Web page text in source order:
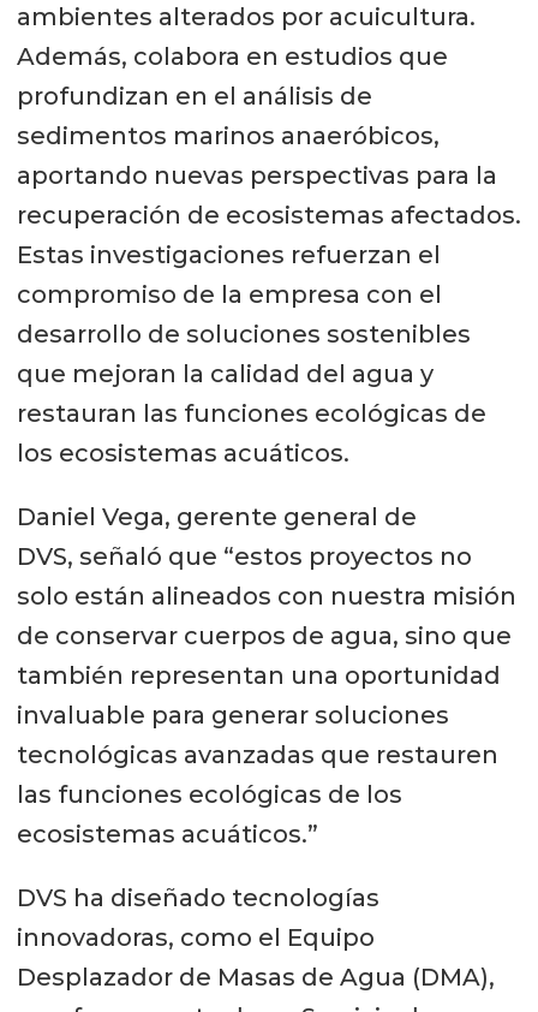
ambientes alterados por acuicultura.
Además, colabora en estudios que
profundizan en el análisis de
sedimentos marinos anaeróbicos,
aportando nuevas perspectivas para la
recuperación de ecosistemas afectados.
Estas investigaciones refuerzan el
compromiso de la empresa con el
desarrollo de soluciones sostenibles
que mejoran la calidad del agua y
restauran las funciones ecológicas de
los ecosistemas acuáticos.
Daniel Vega, gerente general de
DVS, señaló que “estos proyectos no
solo están alineados con nuestra misión
de conservar cuerpos de agua, sino que
también representan una oportunidad
invaluable para generar soluciones
tecnológicas avanzadas que restauren
las funciones ecológicas de los
ecosistemas acuáticos.”
DVS ha diseñado tecnologías
innovadoras, como el Equipo
Desplazador de Masas de Agua (DMA),